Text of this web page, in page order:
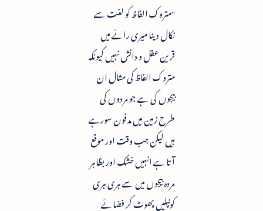
"متروک الفاظ کو لغت سے
نکال دینا میری رائے میں
قرین عقل و دانش نہیں کیونکہ
متروک الفاظ کی مثال ان
بیجوں کی ہے جو مردوں کی
طرح زمین میں مدفون سورہے
ہیں لیکن جب وقت اور موقع
آتا ہے انہیں خشک اور بظاہر
مردہ بیجوں میں سے ہری ہری
کونپلیں پھوٹ کر فضائے